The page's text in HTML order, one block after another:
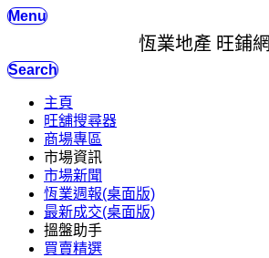
Menu
恆業地產 旺鋪網
Search
主頁
旺舖搜尋器
商場專區
市場資訊
市場新聞
恆業週報(桌面版)
最新成交(桌面版)
搵盤助手
買賣精選